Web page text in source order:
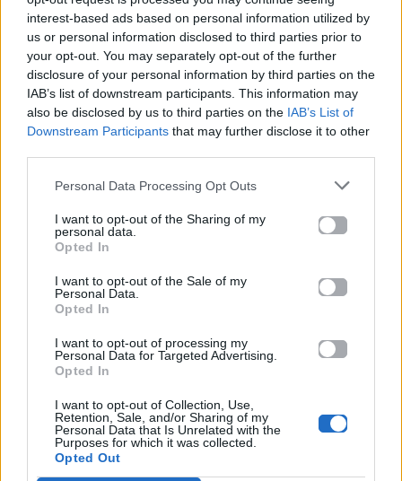
interest-based ads based on personal information utilized by
us or personal information disclosed to third parties prior to
your opt-out. You may separately opt-out of the further
disclosure of your personal information by third parties on the
IAB’s list of downstream participants. This information may
also be disclosed by us to third parties on the IAB’s List of
Downstream Participants that may further disclose it to other
Personal Data Processing Opt Outs
I want to opt-out of the Sharing of my
personal data.
Opted In
I want to opt-out of the Sale of my
Personal Data.
Opted In
I want to opt-out of processing my
Personal Data for Targeted Advertising.
Opted In
I want to opt-out of Collection, Use,
Retention, Sale, and/or Sharing of my
Personal Data that Is Unrelated with the
Purposes for which it was collected.
Opted Out
Βίκυ Λέανδρος: Το ιστορικό comeback στη
σκηνή της Eurovision με το «L’amour est bleu»
σκηνή της Eurovision με το «L’amour est bleu»
Για σχόλια, μηνύματα ή φωτογραφικό υλικό
σχετικά με τοMad.gr
, επισκεφτείτε μας στο
Facebook
ακολουθήστε μας στοInstagram
Eurovision
Ελβετία
Ακολουθήστε το